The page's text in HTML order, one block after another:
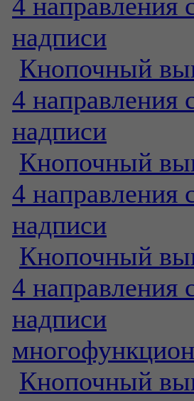
надписи
Кнопочный
4 направления
надписи
Кнопочный
4 направления
надписи
Кнопочный
4 направления
надписи
Кнопочный